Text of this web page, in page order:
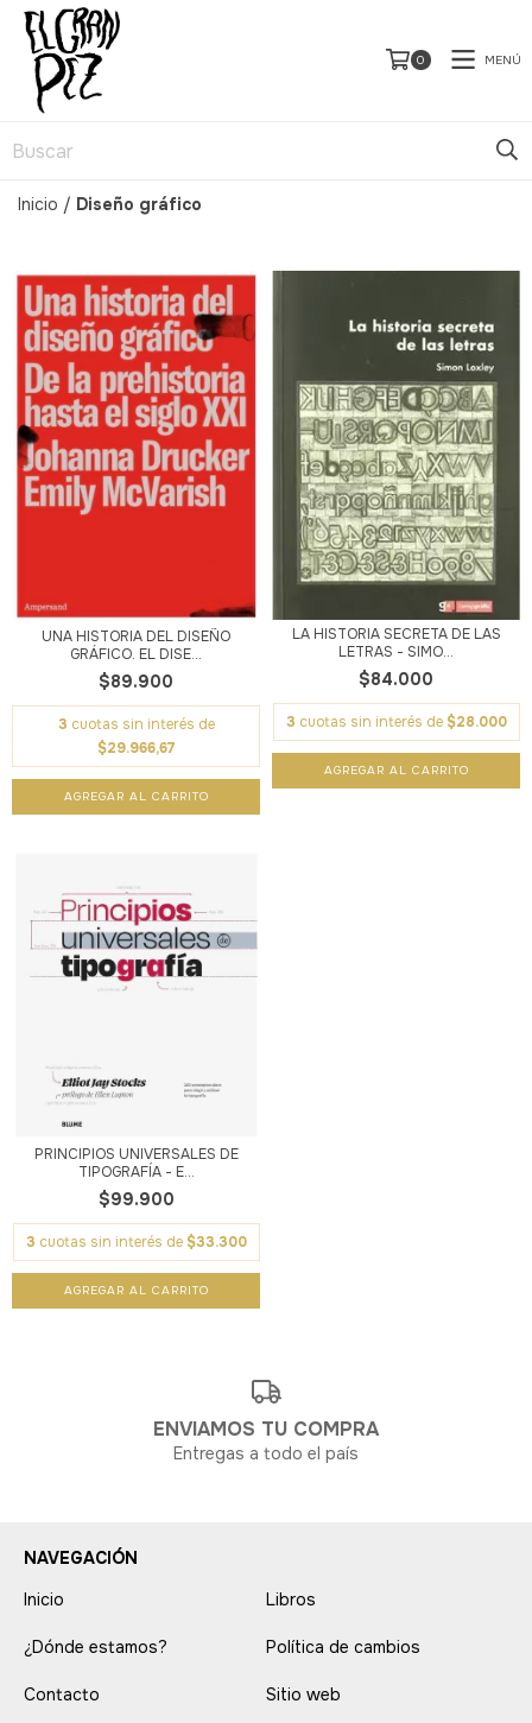
0 MENÚ
Inicio / Diseño gráfico
UNA HISTORIA DEL DISEÑO
GRÁFICO. EL DISE...
$89.900
3 cuotas sin interés de
$29.966,67
LA HISTORIA SECRETA DE LAS
LETRAS - SIMO...
$84.000
3 cuotas sin interés de $28.000
PRINCIPIOS UNIVERSALES DE
TIPOGRAFÍA - E...
$99.900
3 cuotas sin interés de $33.300
ENVIAMOS TU COMPRA
Entregas a todo el país
NAVEGACIÓN
Inicio
Libros
¿Dónde estamos? Política de cambios
Contacto Sitio web